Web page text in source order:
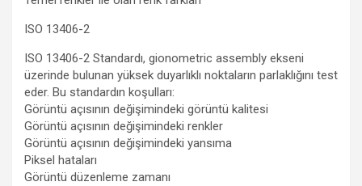
ISO 13406-2
ISO 13406-2 Standardı, gionometric assembly ekseni
üzerinde bulunan yüksek duyarlıklı noktaların parlaklığını test
eder. Bu standardın koşulları:
Görüntü açısının değişimindeki görüntü kalitesi
Görüntü açısının değişimindeki renkler
Görüntü açısının değişimindeki yansıma
Piksel hataları
Görüntü düzenleme zamanı